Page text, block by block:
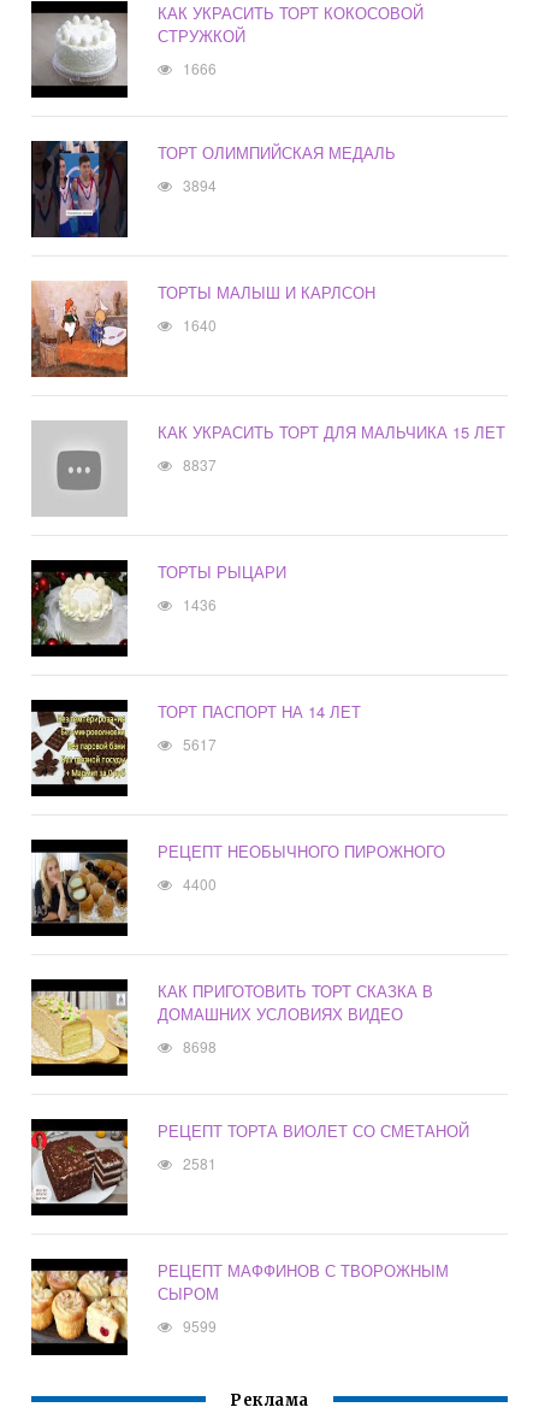
КАК УКРАСИТЬ ТОРТ КОКОСОВОЙ
СТРУЖКОЙ
1666
ТОРТ ОЛИМПИЙСКАЯ МЕДАЛЬ
3894
ТОРТЫ МАЛЫШ И КАРЛСОН
1640
КАК УКРАСИТЬ ТОРТ ДЛЯ МАЛЬЧИКА 15 ЛЕТ
8837
ТОРТЫ РЫЦАРИ
1436
ТОРТ ПАСПОРТ НА 14 ЛЕТ
5617
РЕЦЕПТ НЕОБЫЧНОГО ПИРОЖНОГО
4400
КАК ПРИГОТОВИТЬ ТОРТ СКАЗКА В
ДОМАШНИХ УСЛОВИЯХ ВИДЕО
8698
РЕЦЕПТ ТОРТА ВИОЛЕТ СО СМЕТАНОЙ
2581
РЕЦЕПТ МАФФИНОВ С ТВОРОЖНЫМ
СЫРОМ
9599
Реклама